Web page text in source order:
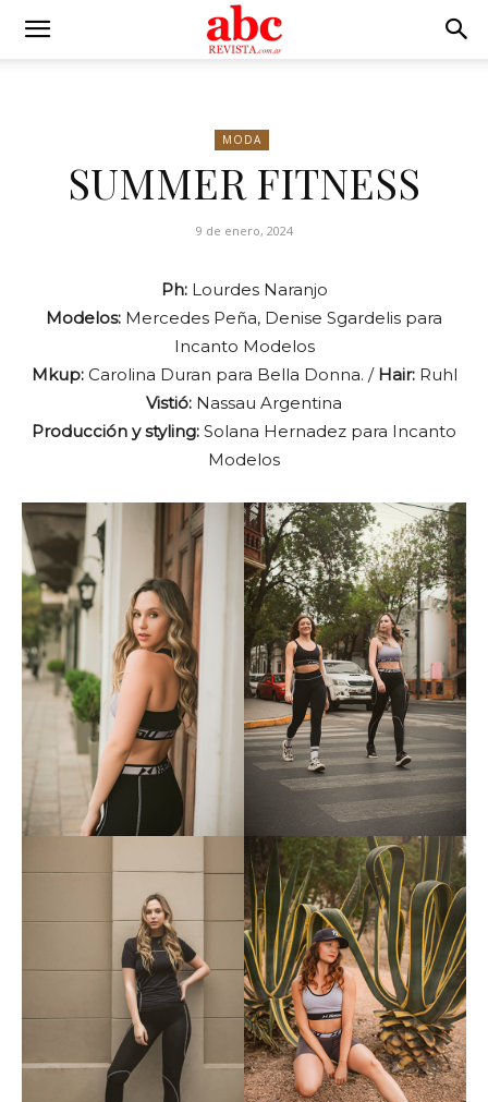
MODA
SUMMER FITNESS
9 de enero, 2024
Ph:Lourdes Naranjo
Modelos: Mercedes Peña, Denise Sgardelis para
Incanto Modelos
Mkup:Carolina Duran para Bella Donna. /Hair:Ruhl
Vistió: Nassau Argentina
Producción y styling: Solana Hernadez para Incanto
Modelos